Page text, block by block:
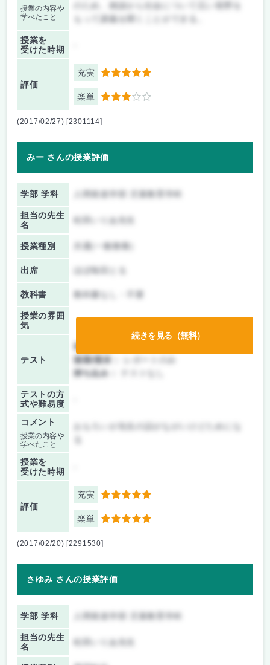
授業の内容や
学べたこと
のため、雑談から社会について広い視野を
もって講義を聞くことができる。
授業を
受けた時期
評価
充実 5
楽単 3
(2017/02/27) [2301114]
みー さんの授業評価
学部 学科 人間発達学部 児童教育学科
担当の先生
名
松田いりあ先生
授業種別 共通(一般教養)
出席 ほぼ毎回とる
教科書 教科書なし・不要
授業の雰囲
気
テスト
前期/中間：
後期/期末：
持ち込み：
テストの方
式や難易度
コメント
授業の内容や
学べたこと
授業を
受けた時期
評価
充実 5
楽単 5
続きを見る（無料）
(2017/02/20) [2291530]
さゆみ さんの授業評価
学部 学科 人間発達学部 児童教育学科
担当の先生
名
松田いりあ先生